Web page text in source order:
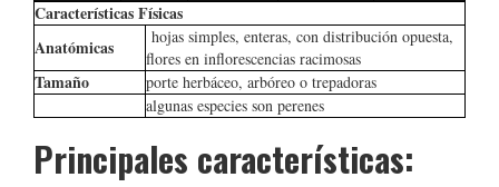
Características Físicas
Anatómicas
hojas simples, enteras, con distribución opuesta,
flores en inflorescencias racimosas
Tamaño
porte herbáceo, arbóreo o trepadoras
algunas especies son perenes
Principales características: